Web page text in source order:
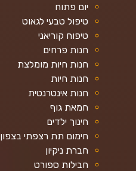
יום פתוח
טיפול טבעי לגאוט
טיפוח קוריאני
חנות פרחים
חנות חיות מומלצת
חנות חיות
חנות אינטרנטית
חמאת גוף
חינוך ילדים
חימום תת רצפתי בצפון
חברת ניקיון
חבילות ספורט